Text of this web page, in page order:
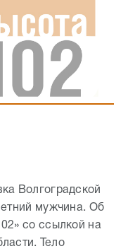
Волгоградской
мужчина. Об
со ссылкой на
Тело